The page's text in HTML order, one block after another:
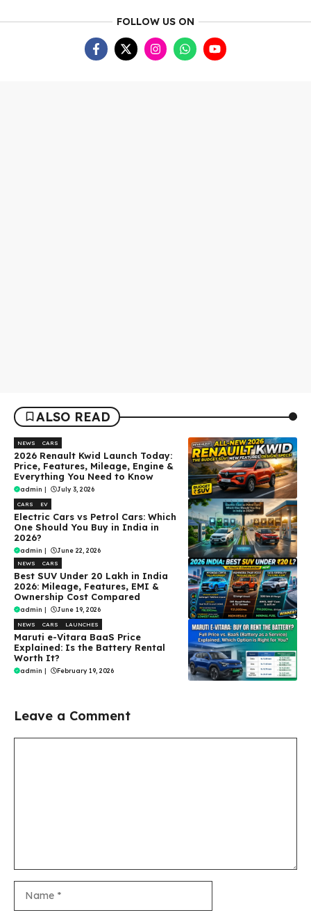
FOLLOW US ON
ALSO READ
NEWS CARS
2026 Renault Kwid Launch Today:
Price, Features, Mileage, Engine &
Everything You Need to Know
admin | July 3, 2026
CARS EV
Electric Cars vs Petrol Cars: Which
One Should You Buy in India in
2026?
admin | June 22, 2026
NEWS CARS
Best SUV Under ₹20 Lakh in India
2026: Mileage, Features, EMI &
Ownership Cost Compared
admin | June 19, 2026
NEWS CARS LAUNCHES
Maruti e-Vitara BaaS Price
Explained: Is the Battery Rental
Worth It?
admin | February 19, 2026
Leave a Comment